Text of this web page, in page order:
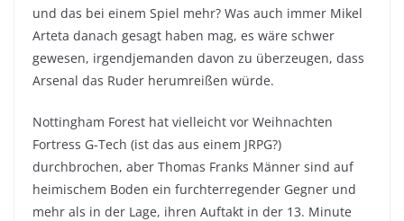
und das bei einem Spiel mehr? Was auch immer Mikel
Arteta danach gesagt haben mag, es wäre schwer
gewesen, irgendjemanden davon zu überzeugen, dass
Arsenal das Ruder herumreißen würde.
Nottingham Forest hat vielleicht vor Weihnachten
Fortress G-Tech (ist das aus einem JRPG?)
durchbrochen, aber Thomas Franks Männer sind auf
heimischem Boden ein furchterregender Gegner und
mehr als in der Lage, ihren Auftakt in der 13. Minute